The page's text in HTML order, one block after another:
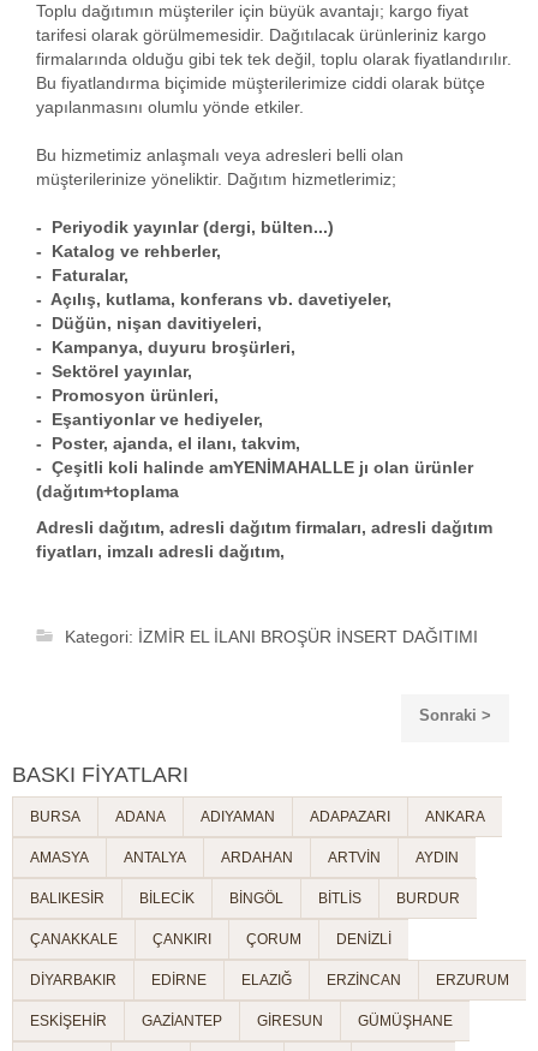
Toplu dağıtımın müşteriler için büyük avantajı; kargo fiyat
tarifesi olarak görülmemesidir. Dağıtılacak ürünleriniz kargo
firmalarında olduğu gibi tek tek değil, toplu olarak fiyatlandırılır.
Bu fiyatlandırma biçimide müşterilerimize ciddi olarak bütçe
yapılanmasını olumlu yönde etkiler.
Bu hizmetimiz anlaşmalı veya adresleri belli olan
müşterilerinize yöneliktir. Dağıtım hizmetlerimiz;
- Periyodik yayınlar (dergi, bülten...)
- Katalog ve rehberler,
- Faturalar,
- Açılış, kutlama, konferans vb. davetiyeler,
- Düğün, nişan davitiyeleri,
- Kampanya, duyuru broşürleri,
- Sektörel yayınlar,
- Promosyon ürünleri,
- Eşantiyonlar ve hediyeler,
- Poster, ajanda, el ilanı, takvim,
- Çeşitli koli halinde amYENİMAHALLE jı olan ürünler
(dağıtım+toplama
Adresli dağıtım, adresli dağıtım firmaları, adresli dağıtım
fiyatları, imzalı adresli dağıtım,
Kategori: İZMİR EL İLANI BROŞÜR İNSERT DAĞITIMI
Sonraki >
BASKI FİYATLARI
BURSA ADANA ADIYAMAN ADAPAZARI ANKARA
AMASYA ANTALYA ARDAHAN ARTVİN AYDIN
BALIKESİR BİLECİK BİNGÖL BİTLİS BURDUR
ÇANAKKALE ÇANKIRI ÇORUM DENİZLİ
DİYARBAKIR EDİRNE ELAZIĞ ERZİNCAN ERZURUM
ESKİŞEHİR GAZİANTEP GİRESUN GÜMÜŞHANE